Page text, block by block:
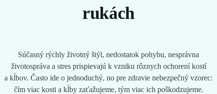
rukách
Súčasný rýchly životný štýl, nedostatok pohybu, nesprávna
životospráva a stres prispievajú k vzniku rôznych ochorení kostí
a kĺbov. Často ide o jednoduchý, no pre zdravie nebezpečný vzorec:
čím viac kosti a kĺby zaťažujeme, tým viac ich poškodzujeme.